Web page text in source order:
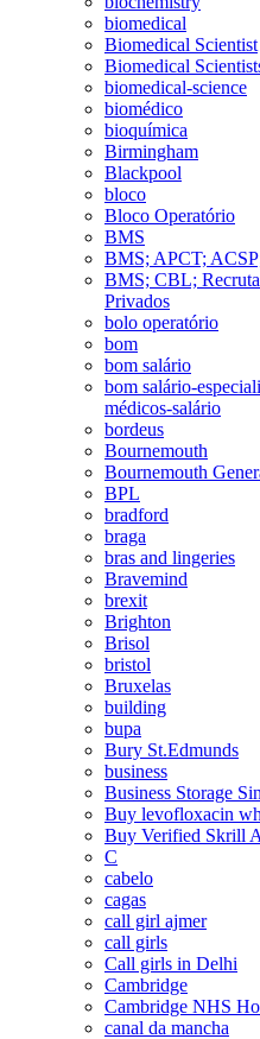
biomedical
Biomedical Scientist
Biomedical
biomedical-science
biomédico
bioquímica
Birmingham
Blackpool
bloco
Bloco Operatório
BMS
BMS; APCT;
BMS; CBL;
Privados
bolo operatório
bom
bom salário
bom salário-
médicos-salário
bordeus
Bournemouth
Bournemouth
BPL
bradford
braga
bras and lingeries
Bravemind
brexit
Brighton
Brisol
bristol
Bruxelas
building
bupa
Bury St.Edmunds
business
Business Storage
Buy levofloxacin
Buy Verified Skrill
C
cabelo
cagas
call girl ajmer
call girls
Call girls in Delhi
Cambridge
Cambridge NHS
canal da mancha